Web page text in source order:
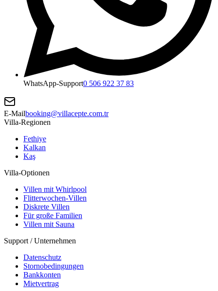
WhatsApp-Support0 506 922 37 83
E-Mailbooking@villacepte.com.tr
Villa-Regionen
Fethiye
Kalkan
Kaş
Villa-Optionen
Villen mit Whirlpool
Flitterwochen-Villen
Diskrete Villen
Für große Familien
Villen mit Sauna
Support / Unternehmen
Datenschutz
Stornobedingungen
Bankkonten
Mietvertrag